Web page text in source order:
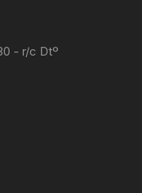
- r/c Dtº